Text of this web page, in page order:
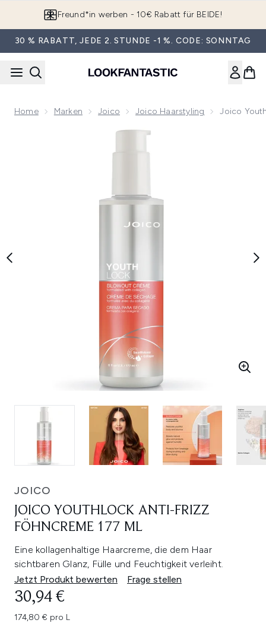
Freund*in werben - 10€ Rabatt für BEIDE!
30 % RABATT, JEDE 2. STUNDE -1 %. CODE: SONNTAG
Home Marken Joico Joico Haarstyling Joico
Now showing image 1 Joico YouthLock Anti-Frizz
JOICO
JOICO YOUTHLOCK ANTI-FRIZZ
FÖHNCREME 177 ML
Eine kollagenhaltige Haarcreme, die dem Haar
sichtbaren Glanz, Fülle und Feuchtigkeit verleiht.
Jetzt Produkt bewerten
Frage stellen
30,94 €
174,80 € pro L